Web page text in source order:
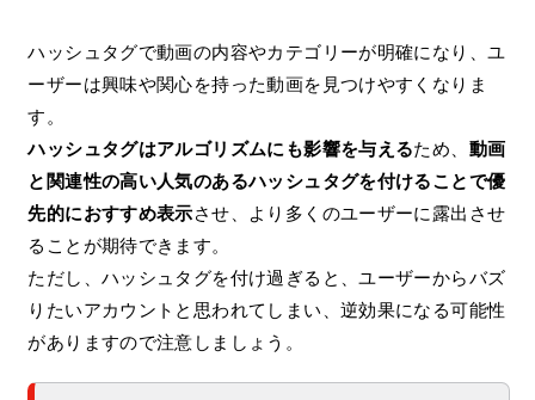
ハッシュタグで動画の内容やカテゴリーが明確になり、ユ
ーザーは興味や関心を持った動画を見つけやすくなりま
す。
ハッシュタグはアルゴリズムにも影響を与えるため、 動画
と関連性の高い人気のあるハッシュタグを付けることで優
先的におすすめ表示させ、より多くのユーザーに露出させ
ることが期待できます。
ただし、ハッシュタグを付け過ぎると、ユーザーからバズ
りたいアカウントと思われてしまい、逆効果になる可能性
がありますので注意しましょう。